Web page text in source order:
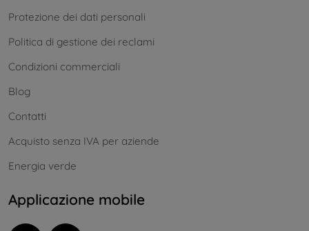
Protezione dei dati personali
Politica di gestione dei reclami
Condizioni commerciali
Blog
Contatti
Acquisto senza IVA per aziende
Energia verde
Applicazione mobile